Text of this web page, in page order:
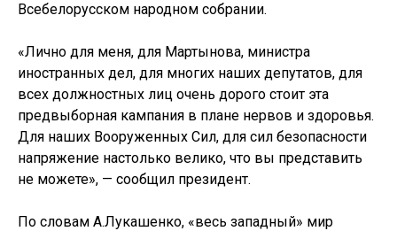
Всебелорусском народном собрании.
«Лично для меня, для Мартынова, министра
иностранных дел, для многих наших депутатов, для
всех должностных лиц очень дорого стоит эта
предвыборная кампания в плане нервов и здоровья.
Для наших Вооруженных Сил, для сил безопасности
напряжение настолько велико, что вы представить
не можете», — сообщил президент.
По словам А.Лукашенко, «весь западный» мир